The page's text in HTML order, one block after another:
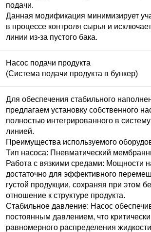
подачи.
Данная модификация минимизирует
в процессе контроля сырья и
линии из-за пустого бака.
Насос подачи продукта
(Система подачи продукта в бункер)
Для обеспечения стабильного
предлагаем установку собственного
полностью интегрированного в
линией.
Преимущества используемого
Тип насоса: Пневматический
Работа с вязкими средами: Мощности
достаточно для эффективного
густой продукции, сохраняя при этом
отношение к структуре продукта.
Стабильное давление: Насос
постоянным давлением, что
равномерного распределения